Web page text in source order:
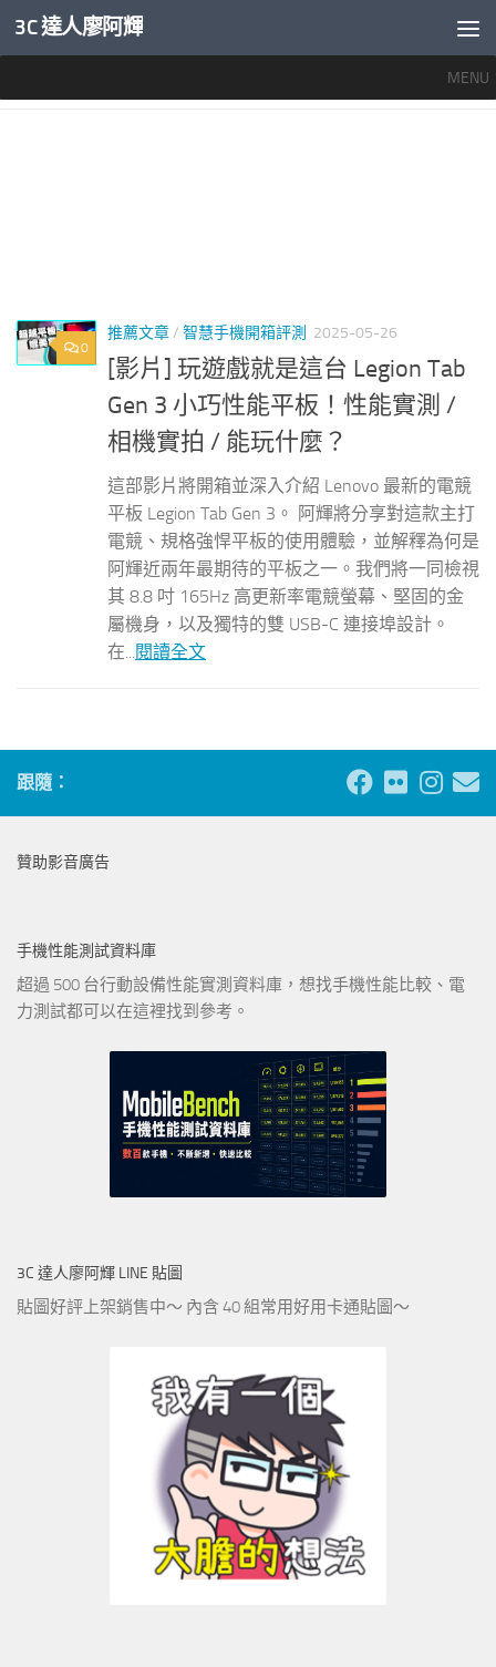
內文下方
3C 達人廖阿輝
MENU
0
推薦文章/ 智慧手機開箱評測 2025-05-26
[影片] 玩遊戲就是這台 Legion Tab
Gen 3 小巧性能平板！性能實測 /
相機實拍 / 能玩什麼？
這部影片將開箱並深入介紹 Lenovo 最新的電競
平板 Legion Tab Gen 3。 阿輝將分享對這款主打
電競、規格強悍平板的使用體驗，並解釋為何是
阿輝近兩年最期待的平板之一。我們將一同檢視
其 8.8 吋 165Hz 高更新率電競螢幕、堅固的金
屬機身，以及獨特的雙 USB-C 連接埠設計。
在...閱讀全文
跟隨：
贊助影音廣告
手機性能測試資料庫
超過 500 台行動設備性能實測資料庫，想找手機性能比較、電
力測試都可以在這裡找到參考。
3C 達人廖阿輝 LINE 貼圖
貼圖好評上架銷售中～ 內含 40 組常用好用卡通貼圖～